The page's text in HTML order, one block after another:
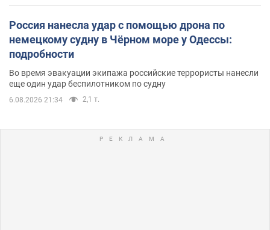
Россия нанесла удар с помощью дрона по
немецкому судну в Чёрном море у Одессы:
подробности
Во время эвакуации экипажа российские террористы нанесли
еще один удар беспилотником по судну
6.08.2026 21:34 2,1 т.